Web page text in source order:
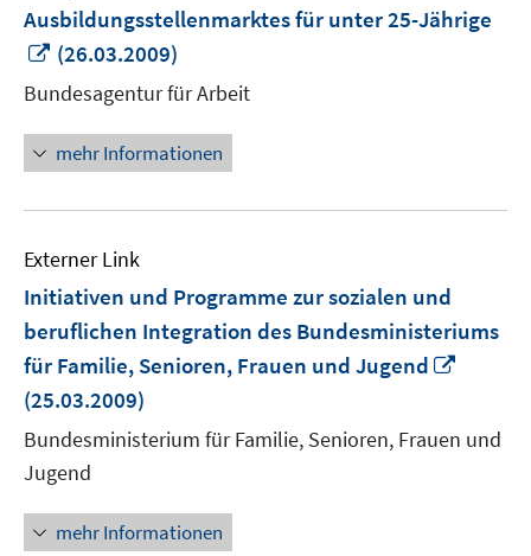
Ausbildungsstellenmarktes für unter 25-Jährige
In
neuem
Fenster
öffnen
(26.03.2009)
Bundesagentur für Arbeit
mehr Informationen
Externer Link
Initiativen und Programme zur sozialen und
beruflichen Integration des Bundesministeriums
für Familie, Senioren, Frauen und Jugend
öffnen
(25.03.2009)
Bundesministerium für Familie, Senioren, Frauen und
Jugend
mehr Informationen